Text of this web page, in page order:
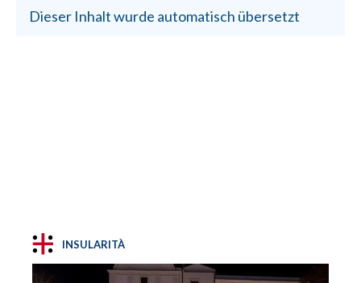
Dieser Inhalt wurde automatisch übersetzt
INSULARITÀ